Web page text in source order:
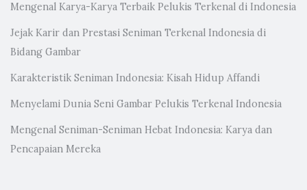
Mengenal Karya-Karya Terbaik Pelukis Terkenal di Indonesia
Jejak Karir dan Prestasi Seniman Terkenal Indonesia di
Bidang Gambar
Karakteristik Seniman Indonesia: Kisah Hidup Affandi
Menyelami Dunia Seni Gambar Pelukis Terkenal Indonesia
Mengenal Seniman-Seniman Hebat Indonesia: Karya dan
Pencapaian Mereka